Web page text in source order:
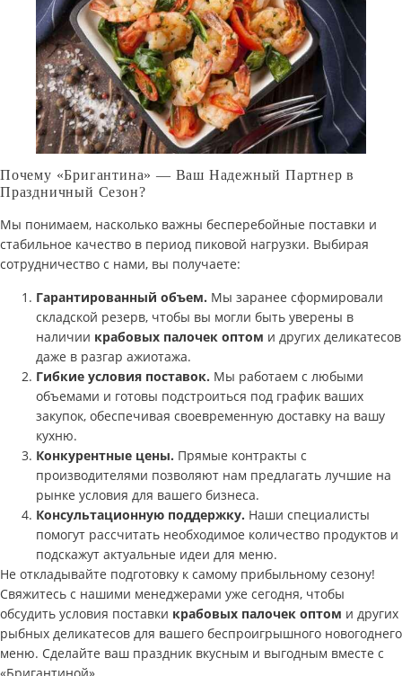
Почему «Бригантина» — Ваш Надежный Партнер в
Праздничный Сезон?
Мы понимаем, насколько важны бесперебойные поставки и
стабильное качество в период пиковой нагрузки. Выбирая
сотрудничество с нами, вы получаете:
Гарантированный объем. Мы заранее сформировали
складской резерв, чтобы вы могли быть уверены в
наличии крабовых палочек оптом и других деликатесов
даже в разгар ажиотажа.
Гибкие условия поставок. Мы работаем с любыми
объемами и готовы подстроиться под график ваших
закупок, обеспечивая своевременную доставку на вашу
кухню.
Конкурентные цены. Прямые контракты с
производителями позволяют нам предлагать лучшие на
рынке условия для вашего бизнеса.
Консультационную поддержку. Наши специалисты
помогут рассчитать необходимое количество продуктов и
подскажут актуальные идеи для меню.
Не откладывайте подготовку к самому прибыльному сезону!
Свяжитесь с нашими менеджерами уже сегодня, чтобы
обсудить условия поставки крабовых палочек оптом и других
рыбных деликатесов для вашего беспроигрышного новогоднего
меню. Сделайте ваш праздник вкусным и выгодным вместе с
«Бригантиной»